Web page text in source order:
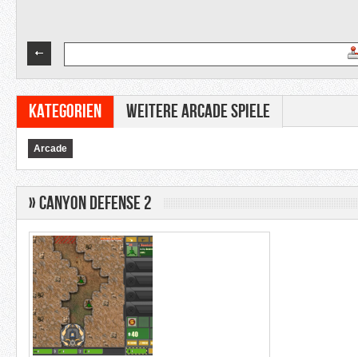
Kategorien Weitere Arcade Spiele
Arcade
» Canyon Defense 2